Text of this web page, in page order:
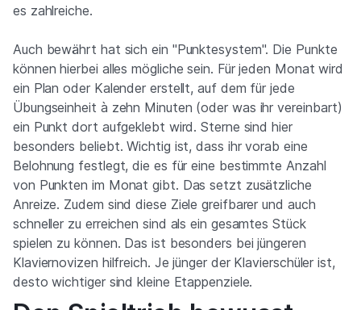
es zahlreiche.
Auch bewährt hat sich ein "Punktesystem". Die Punkte
können hierbei alles mögliche sein. Für jeden Monat wird
ein Plan oder Kalender erstellt, auf dem für jede
Übungseinheit à zehn Minuten (oder was ihr vereinbart)
ein Punkt dort aufgeklebt wird. Sterne sind hier
besonders beliebt. Wichtig ist, dass ihr vorab eine
Belohnung festlegt, die es für eine bestimmte Anzahl
von Punkten im Monat gibt. Das setzt zusätzliche
Anreize. Zudem sind diese Ziele greifbarer und auch
schneller zu erreichen sind als ein gesamtes Stück
spielen zu können. Das ist besonders bei jüngeren
Klaviernovizen hilfreich. Je jünger der Klavierschüler ist,
desto wichtiger sind kleine Etappenziele.